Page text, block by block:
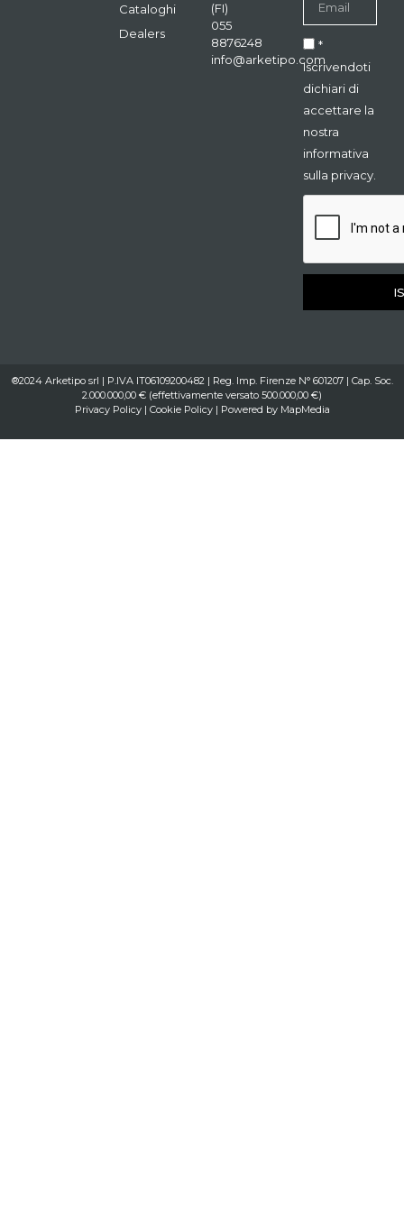
Cataloghi
Dealers
(FI)
055
8876248
info@arketipo.com
*
Iscrivendoti
dichiari di
accettare la
nostra
informativa
sulla privacy.
®2024 Arketipo srl | P.IVA IT06109200482 | Reg. Imp. Firenze N° 601207 | Cap. Soc.
2.000.000,00 € (effettivamente versato 500.000,00 €)
Privacy Policy| Cookie Policy| Powered by MapMedia